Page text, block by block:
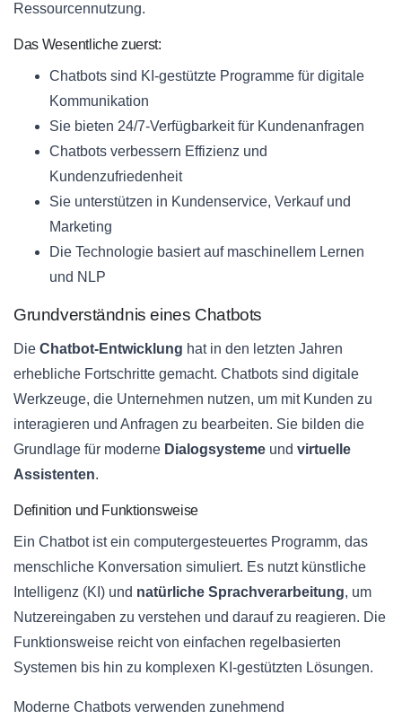
Ressourcennutzung.
Das Wesentliche zuerst:
Chatbots sind KI-gestützte Programme für digitale
Kommunikation
Sie bieten 24/7-Verfügbarkeit für Kundenanfragen
Chatbots verbessern Effizienz und
Kundenzufriedenheit
Sie unterstützen in Kundenservice, Verkauf und
Marketing
Die Technologie basiert auf maschinellem Lernen
und NLP
Grundverständnis eines Chatbots
Die Chatbot-Entwicklung hat in den letzten Jahren
erhebliche Fortschritte gemacht. Chatbots sind digitale
Werkzeuge, die Unternehmen nutzen, um mit Kunden zu
interagieren und Anfragen zu bearbeiten. Sie bilden die
Grundlage für moderne Dialogsysteme und virtuelle
Assistenten.
Definition und Funktionsweise
Ein Chatbot ist ein computergesteuertes Programm, das
menschliche Konversation simuliert. Es nutzt künstliche
Intelligenz (KI) und natürliche Sprachverarbeitung, um
Nutzereingaben zu verstehen und darauf zu reagieren. Die
Funktionsweise reicht von einfachen regelbasierten
Systemen bis hin zu komplexen KI-gestützten Lösungen.
Moderne Chatbots verwenden zunehmend